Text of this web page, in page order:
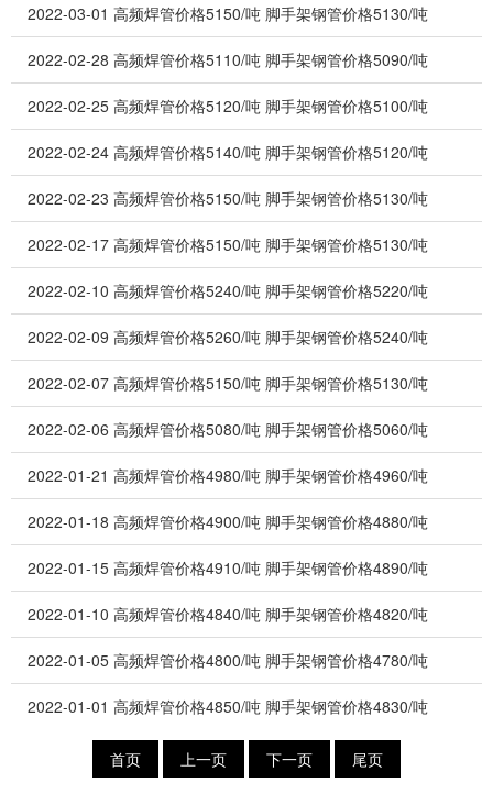
2022-03-01 高频焊管价格5150/吨 脚手架钢管价格5130/吨
2022-02-28 高频焊管价格5110/吨 脚手架钢管价格5090/吨
2022-02-25 高频焊管价格5120/吨 脚手架钢管价格5100/吨
2022-02-24 高频焊管价格5140/吨 脚手架钢管价格5120/吨
2022-02-23 高频焊管价格5150/吨 脚手架钢管价格5130/吨
2022-02-17 高频焊管价格5150/吨 脚手架钢管价格5130/吨
2022-02-10 高频焊管价格5240/吨 脚手架钢管价格5220/吨
2022-02-09 高频焊管价格5260/吨 脚手架钢管价格5240/吨
2022-02-07 高频焊管价格5150/吨 脚手架钢管价格5130/吨
2022-02-06 高频焊管价格5080/吨 脚手架钢管价格5060/吨
2022-01-21 高频焊管价格4980/吨 脚手架钢管价格4960/吨
2022-01-18 高频焊管价格4900/吨 脚手架钢管价格4880/吨
2022-01-15 高频焊管价格4910/吨 脚手架钢管价格4890/吨
2022-01-10 高频焊管价格4840/吨 脚手架钢管价格4820/吨
2022-01-05 高频焊管价格4800/吨 脚手架钢管价格4780/吨
2022-01-01 高频焊管价格4850/吨 脚手架钢管价格4830/吨
首页 上一页 下一页 尾页